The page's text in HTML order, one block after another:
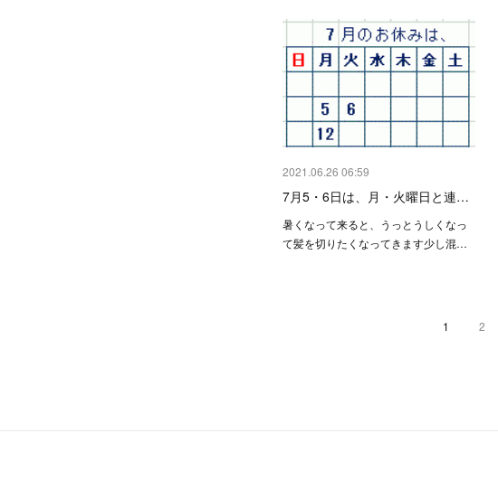
2021.06.26 06:59
7月5・6日は、月・火曜日と連…
暑くなって来ると、うっとうしくなっ
て髪を切りたくなってきます少し混…
1 2